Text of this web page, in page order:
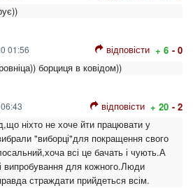
01:56 відповісти + 6 - 0
борциця в ковідом))
відповісти + 20 - 2
ніхто не хоче йти працювати у
"виборці"для покращення свого
всі це бачать і чують.А
випробування для кожного.Люди
страждати прийдеться всім.